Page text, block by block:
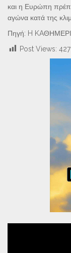
και η Ευρώπη
αγώνα κατά της
Πηγή: H
Post Views: 427